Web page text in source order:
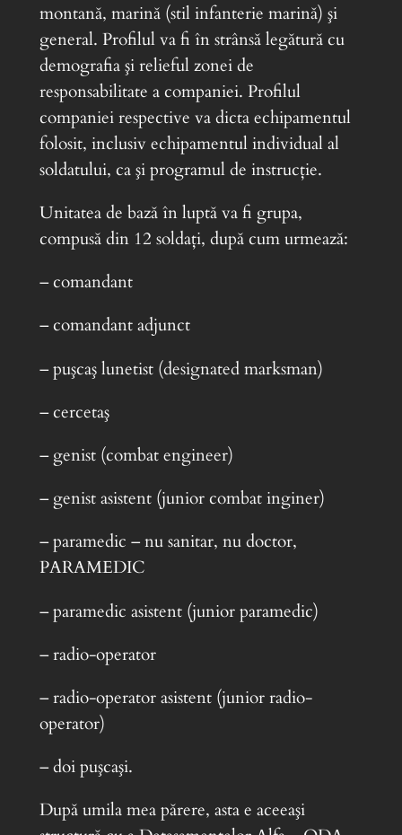
montană, marină (stil infanterie marină) şi
general. Profilul va fi în strânsă legătură cu
demografia şi relieful zonei de
responsabilitate a companiei. Profilul
companiei respective va dicta echipamentul
folosit, inclusiv echipamentul individual al
soldatului, ca şi programul de instrucţie.
Unitatea de bază în luptă va fi grupa,
compusă din 12 soldaţi, după cum urmează:
– comandant
– comandant adjunct
– puşcaş lunetist (designated marksman)
– cercetaş
– genist (combat engineer)
– genist asistent (junior combat inginer)
– paramedic – nu sanitar, nu doctor,
PARAMEDIC
– paramedic asistent (junior paramedic)
– radio-operator
– radio-operator asistent (junior radio-
operator)
– doi puşcaşi.
După umila mea părere, asta e aceeaşi